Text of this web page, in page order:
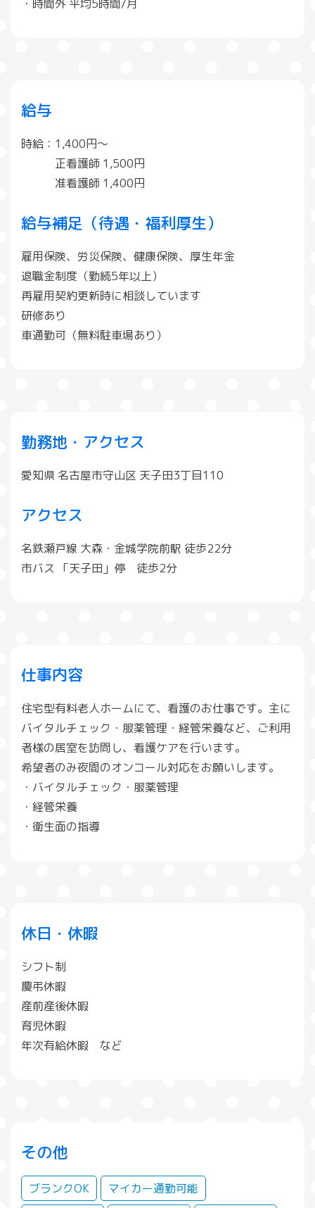
・時間外 平均5時間/月
給与
時給：1,400円～
正看護師 1,500円
准看護師 1,400円
給与補足（待遇・福利厚生）
雇用保険、労災保険、健康保険、厚生年金
退職金制度（勤続5年以上）
再雇用契約更新時に相談しています
研修あり
車通勤可（無料駐車場あり）
勤務地・アクセス
愛知県 名古屋市守山区 天子田3丁目110
アクセス
名鉄瀬戸線 大森・金城学院前駅 徒歩22分
市バス 「天子田」停 徒歩2分
仕事内容
住宅型有料老人ホームにて、看護のお仕事です。主に
バイタルチェック・服薬管理・経管栄養など、ご利用
者様の居室を訪問し、看護ケアを行います。
希望者のみ夜間のオンコール対応をお願いします。
・バイタルチェック・服薬管理
・経管栄養
・衛生面の指導
休日・休暇
シフト制
慶弔休暇
産前産後休暇
育児休暇
年次有給休暇 など
その他
ブランクOK
マイカー通勤可能